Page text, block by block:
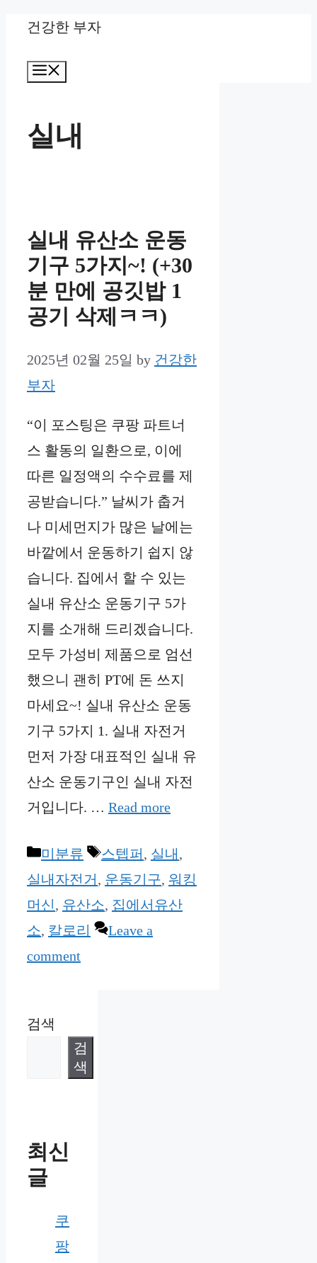
Skip
content
건강한 부자
실내
실내 유산소 운동
기구 5가지~! (+30
분 만에 공깃밥 1
공기 삭제ㅋㅋ)
2025년 02월 25일 by 건강한
부자
“이 포스팅은 쿠팡 파트너
스 활동의 일환으로, 이에
따른 일정액의 수수료를 제
공받습니다.” 날씨가 춥거
나 미세먼지가 많은 날에는
바깥에서 운동하기 쉽지 않
습니다. 집에서 할 수 있는
실내 유산소 운동기구 5가
지를 소개해 드리겠습니다.
모두 가성비 제품으로 엄선
했으니 괜히 PT에 돈 쓰지
마세요~! 실내 유산소 운동
기구 5가지 1. 실내 자전거
먼저 가장 대표적인 실내 유
산소 운동기구인 실내 자전
거입니다. … Read more
Categories
미분류 Tags
스텝퍼 , 실내 ,
실내자전거 , 운동기구, 워킹
머신, 유산소, 집에서유산
소, 칼로리
Leave a
comment
검색
검
색
최신
글
쿠
팡